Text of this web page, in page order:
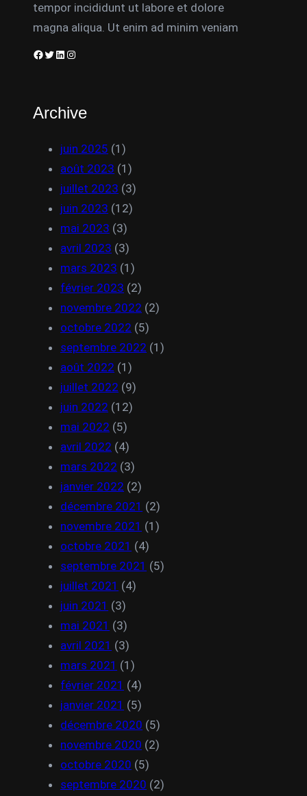
tempor incididunt ut labore et dolore
magna aliqua. Ut enim ad minim veniam
Facebook Twitter LinkedIn Instagram
Archive
juin 2025 (1)
août 2023 (1)
juillet 2023 (3)
juin 2023 (12)
mai 2023 (3)
avril 2023 (3)
mars 2023 (1)
février 2023 (2)
novembre 2022 (2)
octobre 2022 (5)
septembre 2022 (1)
août 2022 (1)
juillet 2022 (9)
juin 2022 (12)
mai 2022 (5)
avril 2022 (4)
mars 2022 (3)
janvier 2022 (2)
décembre 2021 (2)
novembre 2021 (1)
octobre 2021 (4)
septembre 2021 (5)
juillet 2021 (4)
juin 2021 (3)
mai 2021 (3)
avril 2021 (3)
mars 2021 (1)
février 2021 (4)
janvier 2021 (5)
décembre 2020 (5)
novembre 2020 (2)
octobre 2020 (5)
septembre 2020 (2)